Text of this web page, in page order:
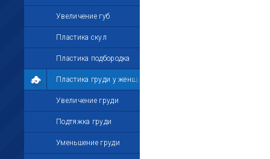
Увеличение губ
Пластика скул
Пластика подбородка
Пластика груди у женщин
Увеличение груди
Подтяжка груди
Уменьшение груди